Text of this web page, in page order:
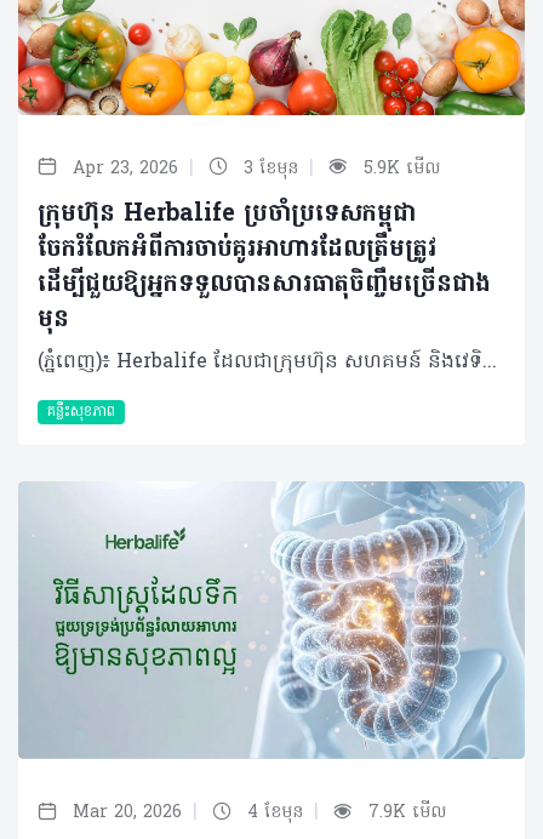
Apr 23, 2026 | 3 ខែមុន | 5.9K មើល
ក្រុមហ៊ុន Herbalife ប្រចាំប្រទេសកម្ពុជា
ចែករំលែកអំពីការចាប់គូរអាហារដែលត្រឹមត្រូវ
ដើម្បីជួយឱ្យអ្នកទទួលបានសារធាតុចិញ្ចឹមច្រើនជាង
មុន
(ភ្នំពេញ)៖ Herbalife ដែលជាក្រុមហ៊ុន សហគមន៍ និងវេទិកាភ្ជាប់ទំនាក់ទំនង លំដាប់ថ្នាក់ពិភពលោក ផ្នែកសុខភាព និងសុខុមាលភាពបានចែករំលែកអំពី ការចាប់គូរអាហារដោយឆ្លាតវៃ ដើម្បីជួយឱ្យអ្នកទទួលបានសារធាតុចិញ្ចឹមច្រើនជាងមុន។ អាហារូបត្ថម្ភល្អមិនមែនសំដៅលើការទទួលទានតែអាហារដែលកំពូល (Superfood) ឬវីតាមីនតែមួយមុខៗនោះទេ។ ផ្ទុយទៅវិញគឺជាការទទួលទានឱ្យមានតុល្យភាពចម្រុះមុខ ដើម្បីផ្តល់សារធាតុចិញ្ចឹមគ្រប់គ្រាន់ដល់រាងកាយសម្រាប់ការលូតលាស់ និងសុខុមាលភាពទូទៅ។ ការចាប់គូអាហារនឹងជួយឱ្យរាងកាយស្រូបយក និងប្រើប្រាស់សារធាតុចិញ្ចឹមទាំងនោះបានកាន់តែមានប្រសិទ្ធភាព។ វិទ្យាសាស្ត្រអាហារូបត្ថម្ភបានទទួលស្គាល់ថា ការរួមបញ្ចូលគ្នានៃអាហារមួយចំនួនអាចមានឥទ្ធិពលលើកម្រិតសារធាតុចិញ្ចឹមអាចត្រូវបានស្រូបយក និងប្រើប្រាស់ដោយរាងកាយ។ ដូចនេះ អ្នកក៏មានអំណាចអាចជម្រុញការស្រូបយកសារធាតុចិញ្ចឹមនៃសារពាង្គកាយខាងក្នុងបានផងដែរ តាមរយៈការផ្គួរផ្គងអាហារនីមួយៗដោយខ្លួនឯង។ វិធីមួយក្នុងចំណោមវិធីដែលងាយស្រួលបំផុតនោះ គឺការផ្លាស់ប្តូរមុខម្ហូប និងការទទួលទានអាហារសុខភាពចម្រុះឱ្យបានទៀងទាត់ ជាជាងការទទួលទានអាហារដដែលៗរាល់ថ្ងៃ។ តើអ្នកមានដឹងទេថាការផ្គូរផ្គងអាហារមួយចំនួនអាចផ្តល់អត្ថប្រយោជន៍ដល់រាងកាយច្រើនជាងការដែលអ្នកញ៉ាំអាហារទាំងនោះដាច់ដោយឡែកពីគ្នា? ការចាប់គូរអាហារឆ្លាតវៃទាំង ៥ យ៉ាង៖ បន្លែចម្រុះ ដូចជា ស្ពៃពួយឡេង ការ៉ុត ម្ទេសប្លោក និងប៉េងប៉ោះ មានផ្ទុកសារធាតុ Carotenoids មិនត្រឹមតែធ្វើឱ្យរុក្ខជាតិមានពណ៌ស្រស់ស្អាតប៉ុណ្ណឹងទេ ប៉ុន្តែវាក៏ដើរតួជាសារធាតុប្រឆាំងអុកស៊ីតកម្មផងដែរ។ សមាសធាតុនេះវារលាយក្នុងខ្លាញ់ មានន័យថាវានឹងត្រូវបានស្រូបយកបានល្អប្រសើរ នៅពេលញ៉ាំជាមួយជាតិខ្លាញ់ខ្លះ។ អ្នកអាចបន្ថែមជាតិខ្លាញ់ល្អបានតាមវិធីជាច្រើន៖ លាយប្រេងអូលីវលើសាឡាត់ បន្ថែមគ្រាប់ធញ្ញជាតិបន្តិចបន្តួចទៅក្នុងបន្លែឆ្អិន ឬបន្ថែមផ្លែបឺរជាដើម។ តាមរយៈការធ្វើបែបនេះ រាងកាយរបស់អ្នកអាចស្រូបយកសារធាតុប្រឆាំងអុកស៊ីតកម្មដ៏មានប្រយោជន៍ទាំងនេះបានកាន់តែប្រសើរ។ វីតាមីន C ជាមួយជាតិដែក ជួយទ្រទ្រង់ដល់ដំណើរអុកស៊ីសែន និងជួយដល់មេតាប៉ូលីសក្នុងការបំប្លែងអាហារជាថាមពល។ វីតាមីន និងជាតិដែកនេះមាននៅក្នុងប្រភពរុក្ខជាតិ និងសាច់សត្វ។ ជាតិដែកប្រភេទ Heme ដែលមាននៅក្នុង សាច់បក្សី ត្រី និងស៊ុត រាងកាយងាយស្រូបយកដោយមានប្រសិទ្ធភាព ខណៈដែលជាតិដែកប្រភេទ Non-heme ពីអាហាររុក្ខជាតិដូចជា សណ្តែក សណ្តែកបណ្តុះ ស្ពៃពួយឡេង និងធញ្ញជាតិ រាងកាយស្រូបយកបានតិចតែប៉ុណ្ណោះ។ វីតាមីន C ជួយបង្កើនការស្រូបយកជាតិដែកប្រភេទ Non-heme នេះ។ អ្នកអាចទទួលទានបន្ថែមវីតាមីន C រួមគ្នា តួយ៉ាងការទទួលទានប៉េងប៉ោះ ផ្លែក្រូច និងស្ត្របឺរី ដោយយកពួកវាទៅលាយបញ្ចូលនិងមុខម្ហូបដទៃដែលសម្បូរវីតាមីន C ស្រាប់ ដើម្បីជួយឱ្យរាងកាយរបស់អ្នកស្រូបយកជាតិដែកប្រភេទ Non-heme នេះបានដោយមានប្រសិទ្ធភាព។ អាហារក្រឡុកប្រូតេអ៊ីន ដែលមានបន្ថែមជាតិដែកមករួចស្រេច ក៏អាចជួយបំពេញតម្រូវការជាតិដែកបានដែរ ហើយនៅពេលចាប់គូជាមួយអាហារសម្បូរវីតាមីន C ជាតិដែកនឹងត្រូវបានស្រូបយកយ៉ាងល្អប្រសើរ។​ ដូច្នោះអ្នកអាចសាកបន្ថែមផ្លែឈើដូចជា ផ្លែម្នាស់ ស្ត្រប៊ឺរី ឬផ្លែស្វាយ ទៅក្នុងអាហារក្រឡុករបស់អ្នកបាន។ ការបន្ថែមបន្តិចបន្តួចទាំងនេះ អាចបង្កើតភាពខុសប្លែកគ្នា ក្នុងការបំពេញតម្រូវការសារធាតុចិញ្ចឹមប្រចាំថ្ងៃបាន។ តែបៃតង ជាមួយអាហារដែលសម្បូរវីតាមីន C តែបៃតងមានសមាសធាតុរុក្ខជាតិដ៏មានប្រយោជន៍ហៅថា Catechins ដែលដើរតួជាសារធាតុប្រឆាំងអុកស៊ីតកម្ម។ ការបន្ថែមក្រូចឆ្មារទៅក្នុងតែរបស់អ្នក ឬការទទួលទានវារួមជាមួយផ្លែឈើដែលសម្បូរវីតាមីន C (ដូចជា ក្រូច ស្ត្រប៊ឺរី ឬគីវី) ជួយឱ្យការស្រូបយកសមាសធាតុទាំងនេះមានភាពប្រសើរឡើង។ ប្រសិនបើអ្នកមានទម្លាប់ទទួលទានតែបៃតង ការចាប់គូវាជាមួយអាហារសម្រន់ដែលមានតុល្យភាព និងមានវីតាមីន C គឺរឹតតែល្អ។ ហើយប្រសិនបើអាហារសម្រន់របស់អ្នកមានជាតិប្រូតេអ៊ីន និងជាតិសរសៃ (Fiber) ច្រើនទៀត នោះវាកាន់តែប្រសើរព្រោះវានឹងជួយផ្តល់ថាមពលបានយូរ។ វីតាមីន D ជាមួយអាហារសម្បូរកាល់ស្យូម៖ វីតាមីន D ចាំបាច់សម្រាប់ជួយឱ្យរាងកាយស្រូបយកកាល់ស្យូម ដែលទ្រទ្រង់ដល់សុខភាពឆ្អឹង និងមុខងារសាច់ដុំ។ ត្រីដែលមានជាតិខ្លាញ់ដូចជា ត្រីសាល់ម៉ុន ត្រីបេកា និង ស៊ុតផ្តល់​​នូវវីតាមីន D បន្លែស្លឹកបៃតង អាហារធ្វើពីទឹកដោះគោ និងភេសជ្ជៈធ្វើពីរុក្ខជាតិដែលបន្ថែមសារធាតុចិញ្ចឹម ជួយផ្តល់នូវកាល់ស្យូម។ សម្រាប់អ្នកដែលមិនសូវទទួលទានសាច់ ផលិតផលដែលមានសារធាតុចិញ្ចឹម ឬអាហារបំប៉នដែលផ្តល់វីតាមីន D អាចជួយបំពេញចន្លោះខ្វះខាតទាំងនេះបាន។ នៅពេលរួមបញ្ចូលគ្នាជាមួយអាហារសម្បូរកាល់ស្យូម មិនថាពីប្រភពរុក្ខជាតិ ឬសត្វនោះទេ ពួកវាអាចជួយទ្រទ្រង់តម្រូវការរាងកាយរបស់អ្នកបាន។ មនុស្សពេញវ័យជាច្រើនមិនសូវទទួលទានប្រូតេអ៊ីន និងជាតិសរសៃបានគ្រប់គ្រាន់តាមតម្រូវការប្រចាំថ្ងៃនោះទេ សារធាតុទាំងពីរនេះសុទ្ធតែសំខាន់សម្រាប់ទ្រទ្រង់ភាពឆ្អែត។ ដូច្នេះការរួមបញ្ចូលប្រូតេអ៊ីនជាមួយអាហារដែលមានជាតិសរសៃខ្ពស់ អាចជួយឱ្យអ្នកមានអារម្មណ៍ឆ្អែតបានយូរ ហើយជាតិសរសៃក៏ជួយដល់សុខភាពប្រព័ន្ធរំលាយអាហារផងដែរ។ សរុបសេចក្តីមកវិញ អាហារូបត្ថម្ភល្អ មិនមែនជាច្បាប់ដ៏តឹងរ៉ឹង ឬការដេញតាមញ៉ាំតែអាហារកំពូល Superfood ណាមួយនោះទេ។ វាគឺជាការផ្តល់ឱ្យរាងកាយរបស់អ្នកនូវសារធាតុចិញ្ចឹមដែលវាត្រូវការឱ្យបានទៀងទាត់ តាមរបៀបដែលសមស្របនឹងរបៀបរស់នៅរបស់អ្នក។ ការទទួលទានអាហារចម្រុះមានន័យថា អ្នកនឹងទទួលបានអត្ថប្រយោជន៍ពីការចាប់គូអាហារទាំងនេះ។ ខណៈពេលដែលអាហារធម្មជាតិគឺជាអាហារចម្បងនៃរបបអាហារ ផលិតផលដែលបន្ថែមសារធាតុចិញ្ចឹម អាហារក្រឡុកប្រូតេអ៊ីន សុទ្ធតែអាចប្រើជារបស់ជំនួយបំពេញចន្លោះខ្វះខាត ជាពិសេសនៅពេលដែលអ្នកមមាញឹកហើយត្រូវការឱ្យរាងកាយអ្នកមានអាហារូបត្ថម្ភគ្រប់គ្រាន់។ អាហារូបត្ថម្ភ មិនមែនទាមទារភាពល្អឥតខ្ចោះនោះទេ ប៉ុន្តែវាទាមទារនូវភាពជាប់លាប់ក្នុងការអនុវត្ត។ តាមរយៈការរួមបញ្ចូលគ្នារវាងការចាប់គូអាហារ ជាមួយនឹងការជ្រើសរើសអាហារដែលផ្ដល់សុខភាពល្អ រួមមានប្រូតេអ៊ីនពី ប្រភពរុក្ខជាតិ និងសត្វ បន្លែផ្លែឈើ គ្រាប់ធញ្ញជាតិដែលសម្បូរជាតិសរសៃ និងខ្លាញ់ល្អ អ្នកនឹងនឹងទទួលបាននូវអាហារូបត្ថម្ភដែលប្រកបដោយនិរន្តរភាព ដើម្បីផ្ដល់ឱ្យរាងកាយនូវអ្វីដែលវាត្រូវការជាចាំបាច់ពីមួយថ្ងៃទៅមួយថ្ងៃ។ អំពីក្រុមហ៊ុន Herbalife ក្រុមហ៊ុន Herbalife (NYSE: HLF) គឺជាក្រុមហ៊ុនសុខភាព និងសុខុមាលភាពឈានមុខគេ និងជាសហគមន៍ដែលកំពុងផ្លាស់ប្តូរជីវិតរបស់មនុស្សជាមួយនឹងផលិតផលអាហារូបត្ថម្ភដ៏អស្ចារ្យ និងជាឱកាសអាជីវកម្មសម្រាប់សមាជិកឯករាជ្យ​របស់ខ្លួនចាប់តាំងពីឆ្នាំ 1980។ ក្រុមហ៊ុនផ្តល់ជូននូវផលិតផលដែលគាំទ្រដោយវិទ្យាសាស្រ្តដល់អ្នកប្រើប្រាស់នៅក្នុងទីផ្សារជាង 90។ តាមរយៈសមាជិកឯករាជ្យដែលផ្តល់ជូននូវការបណ្តុះបណ្តាលមួយទល់មួយ និងផ្តល់ការគាំទ្រសហគមន៍ដោយបំផុសគំនិតឱ្យអតិថិជនប្រកាន់ខ្ជាប់នូវរបៀបរស់នៅដែលមានភាពសកម្ម។
គន្លឹះសុខភាព
Mar 20, 2026 | 4 ខែមុន | 7.9K មើល